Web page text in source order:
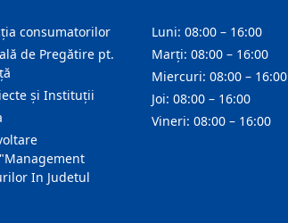
consumatorilor
de Pregătire pt.
și Instituții
In Judetul
Luni: 08:00 – 16:00
Marți: 08:00 – 16:00
Miercuri: 08:00 – 16:00
Joi: 08:00 – 16:00
Vineri: 08:00 – 16:00